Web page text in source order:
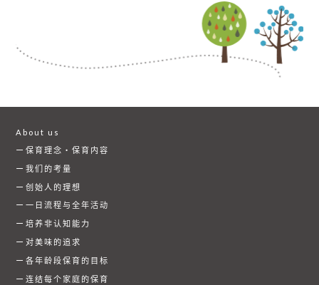
About us
保育理念・保育内容
我们的考量
创始人的理想
一日流程与全年活动
培养非认知能力
对美味的追求
各年龄段保育的目标
连结每个家庭的保育